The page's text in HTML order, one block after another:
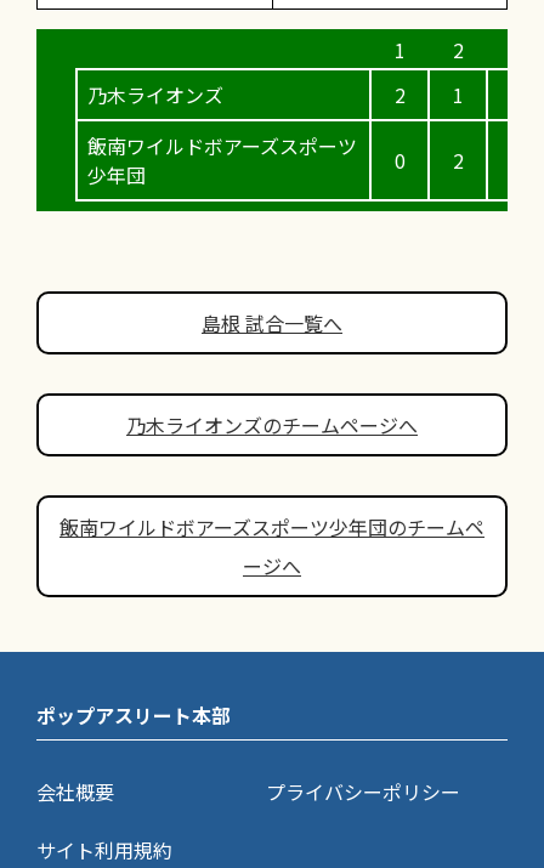
乃木ライオンズ
飯南ワイルドボアーズスポーツ
少年団
2
0
1
2
島根 試合一覧へ
乃木ライオンズのチームページへ
飯南ワイルドボアーズスポーツ少年団のチームペ
ージへ
ポップアスリート本部
会社概要
プライバシーポリシー
サイト利用規約